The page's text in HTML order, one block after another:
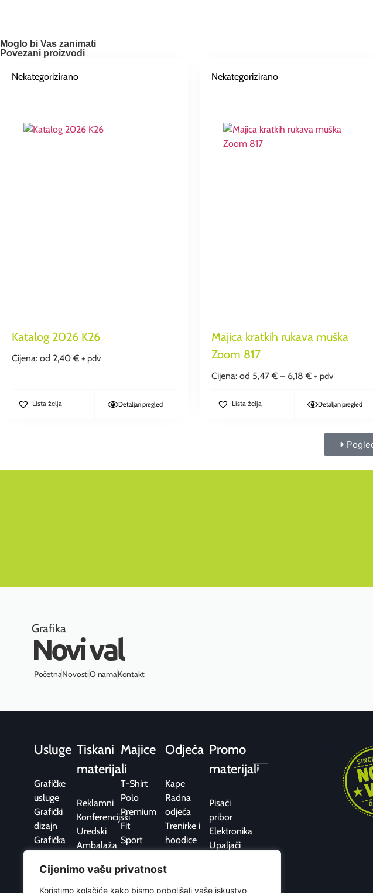
Cijenimo vašu privatnost
Koristimo kolačiće kako bismo poboljšali vaše iskustvo
Your
total
0,00 €
Moglo bi Vas zanimati
Povezani proizvodi
Nekategorizirano
Katalog 2026 K26
Cijena: od 2,40€ + pdv
Lista želja Detaljan pregled
Nekategorizirano
Majica kratkih rukava muška
Zoom 817
Cijena: od 5,47€ – 6,18€ + pdv
Lista želja Detaljan pregled
Grafika
Novi val
PočetnaNovostiO namaKontakt
Usluge
Grafičke
usluge
Grafički
dizajn
Grafička
Tisak
Tiskani
materijali
Reklamni
Konferencijski
Uredski
Ambalaža
of Sale
Majice
T-Shirt
Polo
Premium
Fit
Sport
Odjeća
Kape
Radna
odjeća
Trenirke i
hoodice
Flis
Promo
materijali
Pisaći
pribor
Elektronika
Upaljači
slobodno
Trnjanska cesta 72, 10 000
+385 (0) 1 6314 595